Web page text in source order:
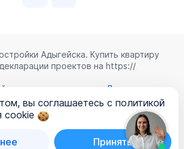
Адыгейска. Купить квартиру
проектов на https://
означает согласие с
Лицензионным
конфиденциальностии
персональных данных
вы соглашаетесь с политикой
cookie
Принять